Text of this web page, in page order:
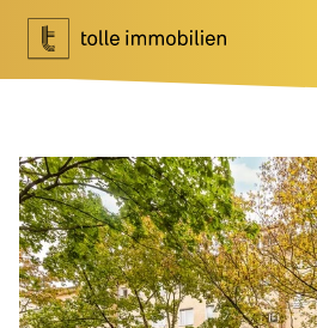
Ihr Makler für Wohnen
Immobilie bewerten
Immobilie verkaufen
Referenzen
Tippgeber